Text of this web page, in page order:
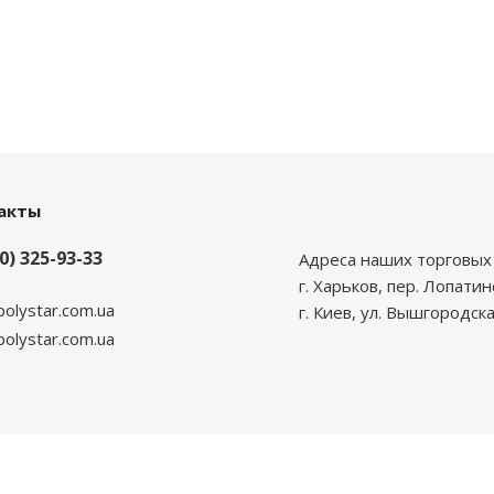
325-93-33
Адреса наших торговых
г. Харьков, пер.
г. Киев, ул.